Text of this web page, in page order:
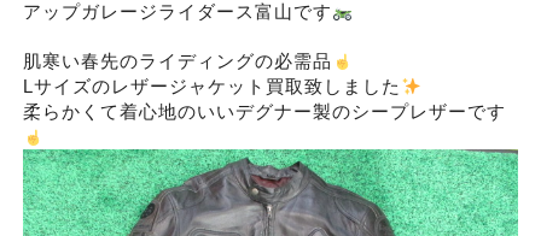
アップガレージライダース富山です
肌寒い春先のライディングの必需品
Lサイズのレザージャケット買取致しました
柔らかくて着心地のいいデグナー製のシープレザーです